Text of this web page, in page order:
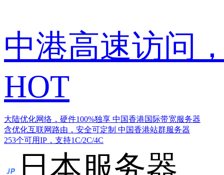
中港高速访问
HOT
大陆优化网络，硬件100%独享 中国香港国际带宽服务器
含优化互联网路由，安全可定制 中国香港站群服务器
253个可用IP，支持1C/2C/4C
日本服务器